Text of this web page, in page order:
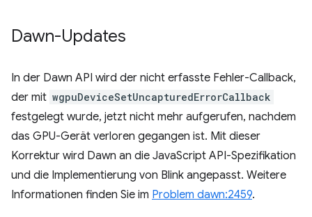
Dawn-Updates
In der Dawn API wird der nicht erfasste Fehler-Callback,
der mit wgpuDeviceSetUncapturedErrorCallback
festgelegt wurde, jetzt nicht mehr aufgerufen, nachdem
das GPU-Gerät verloren gegangen ist. Mit dieser
Korrektur wird Dawn an die JavaScript API-Spezifikation
und die Implementierung von Blink angepasst. Weitere
Informationen finden Sie im Problem dawn:2459.